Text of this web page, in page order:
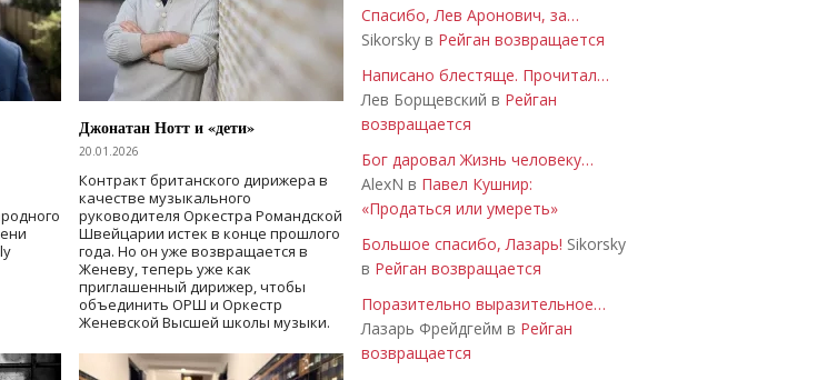
Джонатан Нотт и «дети»
20.01.2026
Контракт британского дирижера в
качестве музыкального
руководителя Оркестра Романдской
Швейцарии истек в конце прошлого
года. Но он уже возвращается в
Женеву, теперь уже как
приглашенный дирижер, чтобы
объединить ОРШ и Оркестр
Женевской Высшей школы музыки.
Спасибо, Лев Аронович, за…
Sikorsky в Рейган возвращается
Написано блестяще. Прочитал…
Лев Борщевский в Рейган
возвращается
Бог даровал Жизнь человеку…
AlexN в Павел Кушнир:
«Продаться или умереть»
Большое спасибо, Лазарь! Sikorsky
в Рейган возвращается
Поразительно выразительное…
Лазарь Фрейдгейм в Рейган
возвращается